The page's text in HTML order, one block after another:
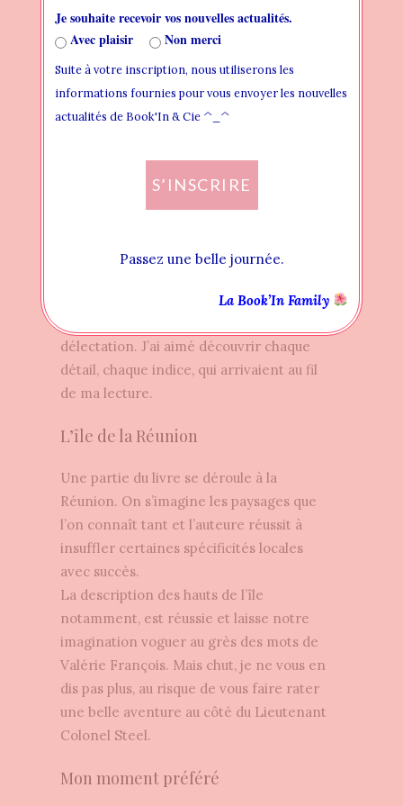
— VOUS N’AUREZ PAS MON ÂME — VALÉRIE
FRANÇOIS
Énigmatique
Quelle est l’origine de ses quiproquos ?
Qu’avons-nous raté pour ne pas
comprendre tout de suite ? Qu’est-ce qui
conducteur des péripéties du Lieutenant-
colonel Steel que j’ai suivi avec
délectation. J’ai aimé découvrir chaque
détail, chaque indice, qui arrivaient au fil
de ma lecture.
L’île de la Réunion
Une partie du livre se déroule à la
Réunion. On s’imagine les paysages que
l’on connaît tant et l’auteure réussit à
insuffler certaines spécificités locales
avec succès.
La description des hauts de l’île
notamment, est réussie et laisse notre
imagination voguer au grès des mots de
Valérie François. Mais chut, je ne vous en
dis pas plus, au risque de vous faire rater
une belle aventure au côté du Lieutenant
Colonel Steel.
Mon moment préféré
Je souhaite recevoir vos nouvelles actualités.
Avec plaisir
Non merci
Suite à votre inscription, nous utiliserons les
informations fournies pour vous envoyer les nouvelles
actualités de Book'In & Cie ^_^
S’INSCRIRE
Passez une belle journée.
La Book’In Family